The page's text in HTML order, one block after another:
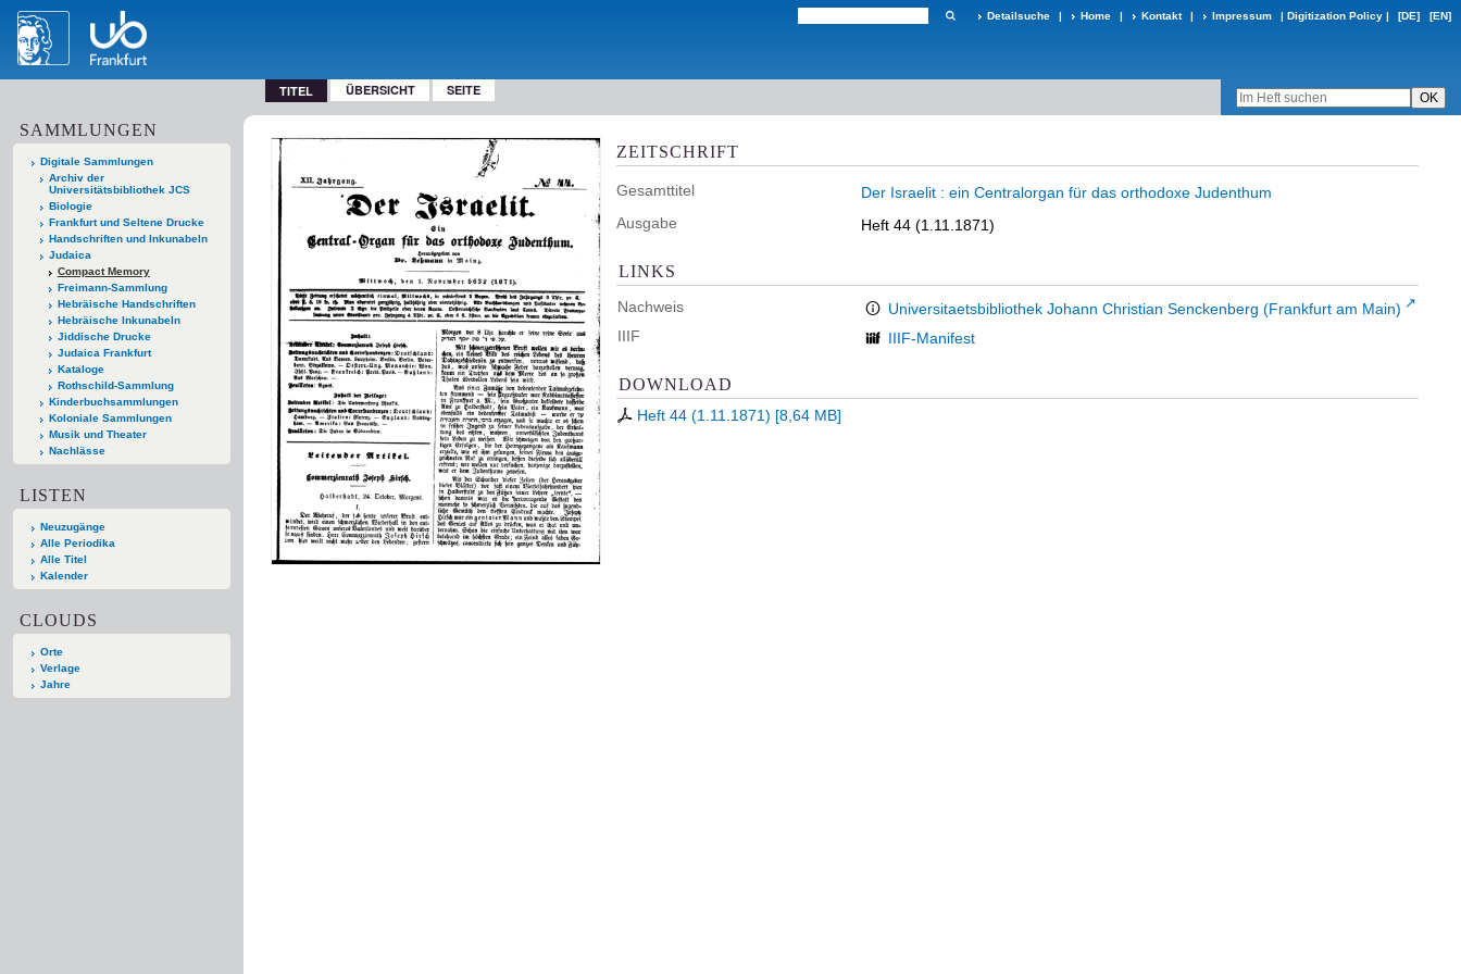
Detailsuche | Home | Kontakt | Impressum | Digitization Policy | [DE] [EN]
TITEL ÜBERSICHT SEITE
SAMMLUNGEN
Digitale Sammlungen
Archiv der
Universitätsbibliothek JCS
Biologie
Frankfurt und Seltene Drucke
Handschriften und Inkunabeln
Judaica
Compact Memory
Freimann-Sammlung
Hebräische Handschriften
Hebräische Inkunabeln
Jiddische Drucke
Judaica Frankfurt
Kataloge
Rothschild-Sammlung
Kinderbuchsammlungen
Koloniale Sammlungen
Musik und Theater
Nachlässe
LISTEN
Neuzugänge
Alle Periodika
Alle Titel
Kalender
CLOUDS
Orte
Verlage
Jahre
ZEITSCHRIFT
Gesamttitel
Der Israelit : ein Centralorgan für das orthodoxe Judenthum
Ausgabe
Heft 44 (1.11.1871)
LINKS
Nachweis
Universitaetsbibliothek Johann Christian Senckenberg (Frankfurt am Main)
IIIF
IIIF-Manifest
DOWNLOAD
Heft 44 (1.11.1871) [8,64 MB]